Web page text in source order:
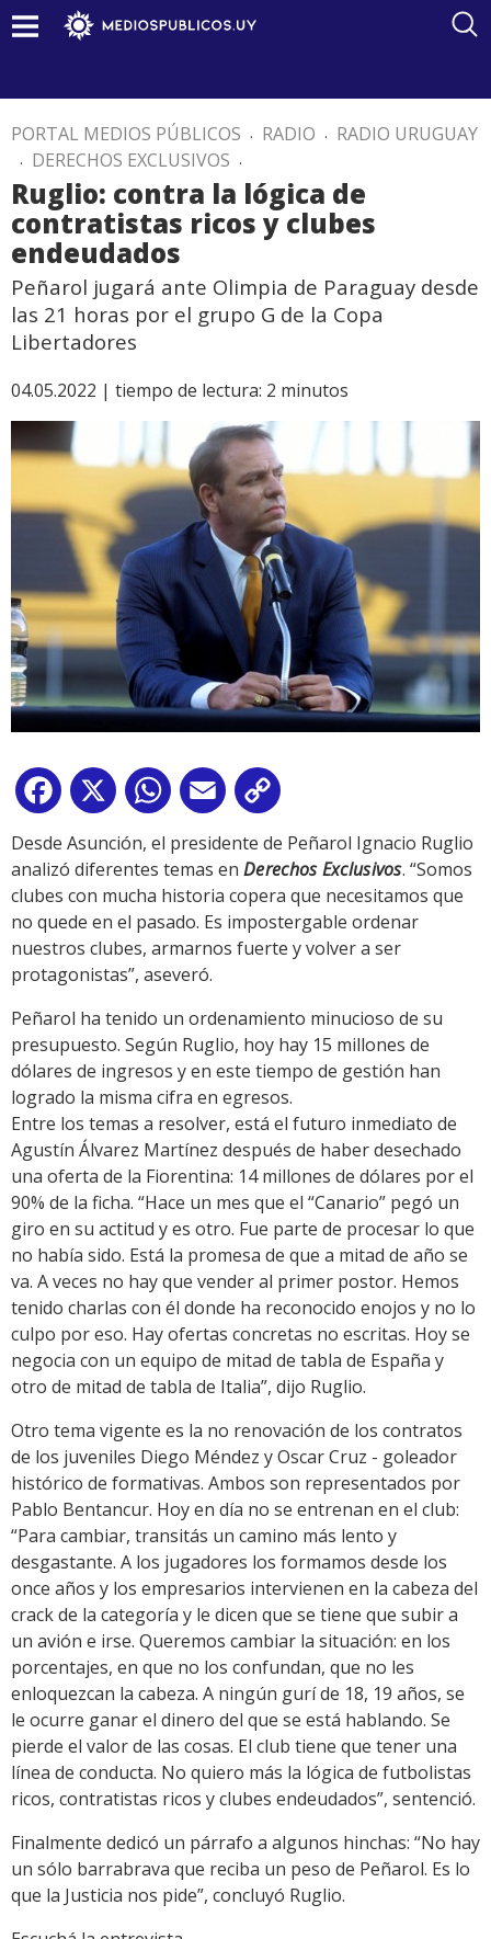
PORTAL MEDIOS PÚBLICOS . RADIO . RADIO URUGUAY
. DERECHOS EXCLUSIVOS .
Ruglio: contra la lógica de
contratistas ricos y clubes
endeudados
Peñarol jugará ante Olimpia de Paraguay desde
las 21 horas por el grupo G de la Copa
Libertadores
04.05.2022 | tiempo de lectura: 2 minutos
Facebook
X WhatsApp
Email
Link
Desde Asunción, el presidente de Peñarol Ignacio Ruglio
analizó diferentes temas en Derechos Exclusivos. “Somos
clubes con mucha historia copera que necesitamos que
no quede en el pasado. Es impostergable ordenar
nuestros clubes, armarnos fuerte y volver a ser
protagonistas”, aseveró.
Peñarol ha tenido un ordenamiento minucioso de su
presupuesto. Según Ruglio, hoy hay 15 millones de
dólares de ingresos y en este tiempo de gestión han
logrado la misma cifra en egresos.
Entre los temas a resolver, está el futuro inmediato de
Agustín Álvarez Martínez después de haber desechado
una oferta de la Fiorentina: 14 millones de dólares por el
90% de la ficha. “Hace un mes que el “Canario” pegó un
giro en su actitud y es otro. Fue parte de procesar lo que
no había sido. Está la promesa de que a mitad de año se
va. A veces no hay que vender al primer postor. Hemos
tenido charlas con él donde ha reconocido enojos y no lo
culpo por eso. Hay ofertas concretas no escritas. Hoy se
negocia con un equipo de mitad de tabla de España y
otro de mitad de tabla de Italia”, dijo Ruglio.
Otro tema vigente es la no renovación de los contratos
de los juveniles Diego Méndez y Oscar Cruz - goleador
histórico de formativas. Ambos son representados por
Pablo Bentancur. Hoy en día no se entrenan en el club:
“Para cambiar, transitás un camino más lento y
desgastante. A los jugadores los formamos desde los
once años y los empresarios intervienen en la cabeza del
crack de la categoría y le dicen que se tiene que subir a
un avión e irse. Queremos cambiar la situación: en los
porcentajes, en que no los confundan, que no les
enloquezcan la cabeza. A ningún gurí de 18, 19 años, se
le ocurre ganar el dinero del que se está hablando. Se
pierde el valor de las cosas. El club tiene que tener una
línea de conducta. No quiero más la lógica de futbolistas
ricos, contratistas ricos y clubes endeudados”, sentenció.
Finalmente dedicó un párrafo a algunos hinchas: “No hay
un sólo barrabrava que reciba un peso de Peñarol. Es lo
que la Justicia nos pide”, concluyó Ruglio.